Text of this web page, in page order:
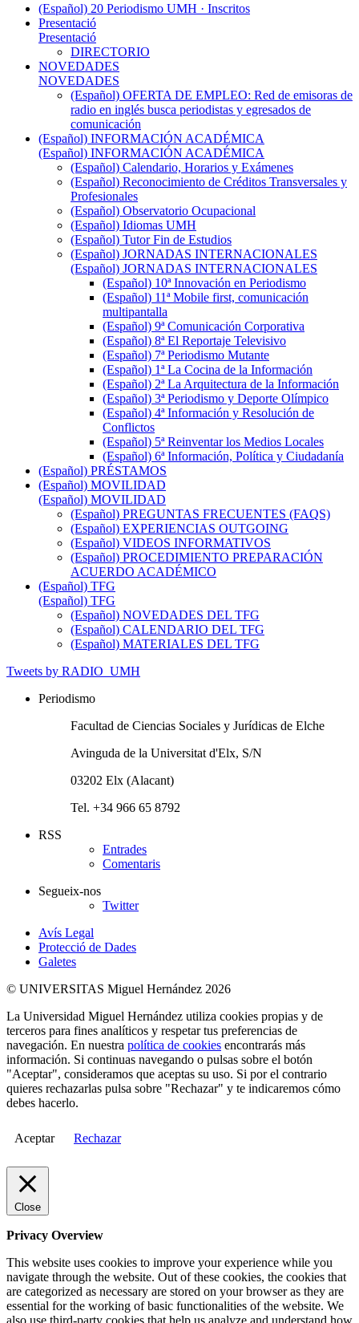
(Español) 20 Periodismo UMH · Inscritos
Presentació
Presentació
DIRECTORIO
NOVEDADES
NOVEDADES
(Español) OFERTA DE EMPLEO: Red de emisoras de
radio en inglés busca periodistas y egresados de
comunicación
(Español) INFORMACIÓN ACADÉMICA
(Español) INFORMACIÓN ACADÉMICA
(Español) Calendario, Horarios y Exámenes
(Español) Reconocimiento de Créditos Transversales y
Profesionales
(Español) Observatorio Ocupacional
(Español) Idiomas UMH
(Español) Tutor Fin de Estudios
(Español) JORNADAS INTERNACIONALES
(Español) JORNADAS INTERNACIONALES
(Español) 10ª Innovación en Periodismo
(Español) 11ª Mobile first, comunicación
multipantalla
(Español) 9ª Comunicación Corporativa
(Español) 8ª El Reportaje Televisivo
(Español) 7ª Periodismo Mutante
(Español) 1ª La Cocina de la Información
(Español) 2ª La Arquitectura de la Información
(Español) 3ª Periodismo y Deporte Olímpico
(Español) 4ª Información y Resolución de
Conflictos
(Español) 5ª Reinventar los Medios Locales
(Español) 6ª Información, Política y Ciudadanía
(Español) PRÉSTAMOS
(Español) MOVILIDAD
(Español) MOVILIDAD
(Español) PREGUNTAS FRECUENTES (FAQS)
(Español) EXPERIENCIAS OUTGOING
(Español) VIDEOS INFORMATIVOS
(Español) PROCEDIMIENTO PREPARACIÓN
ACUERDO ACADÉMICO
(Español) TFG
(Español) TFG
(Español) NOVEDADES DEL TFG
(Español) CALENDARIO DEL TFG
(Español) MATERIALES DEL TFG
Tweets by RADIO_UMH
Periodismo
Facultad de Ciencias Sociales y Jurídicas de Elche
Avinguda de la Universitat d'Elx, S/N
03202 Elx (Alacant)
Tel. +34 966 65 8792
RSS
Entrades
Comentaris
Segueix-nos
Twitter
Avís Legal
Protecció de Dades
Galetes
© UNIVERSITAS Miguel Hernández 2026
La Universidad Miguel Hernández utiliza cookies propias y de
terceros para fines analíticos y respetar tus preferencias de
navegación. En nuestra política de cookies encontrarás más
información. Si continuas navegando o pulsas sobre el botón
"Aceptar", consideramos que aceptas su uso. Si por el contrario
quieres rechazarlas pulsa sobre "Rechazar" y te indicaremos cómo
debes hacerlo.
Aceptar Rechazar
Close
Privacy Overview
This website uses cookies to improve your experience while you
navigate through the website. Out of these cookies, the cookies that
are categorized as necessary are stored on your browser as they are
essential for the working of basic functionalities of the website. We
also use third-party cookies that help us analyze and understand how